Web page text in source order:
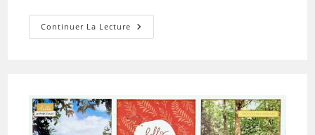
Continuer La Lecture Tuto
N°5
2024
Par
Sophie
La